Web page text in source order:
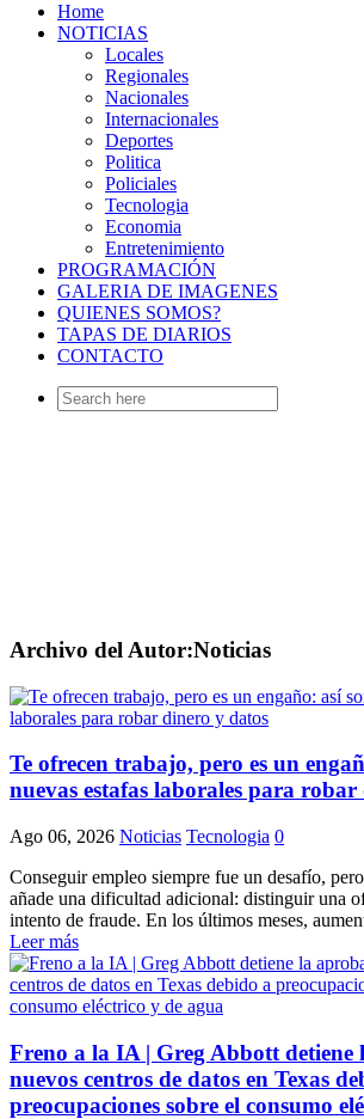
Home
NOTICIAS
Locales
Regionales
Nacionales
Internacionales
Deportes
Politica
Policiales
Tecnologia
Economia
Entretenimiento
PROGRAMACIÓN
GALERIA DE IMAGENES
QUIENES SOMOS?
TAPAS DE DIARIOS
CONTACTO
Search
for:
Archivo del Autor:Noticias
Te ofrecen trabajo, pero es un
nuevas estafas laborales para
Ago 06, 2026 Noticias Tecnologia 0
Conseguir empleo siempre fue un desafío,
añade una dificultad adicional: distinguir una
intento de fraude. En los últimos meses,
Leer más
Freno a la IA | Greg Abbott detiene
nuevos centros de datos en Texas
preocupaciones sobre el consumo